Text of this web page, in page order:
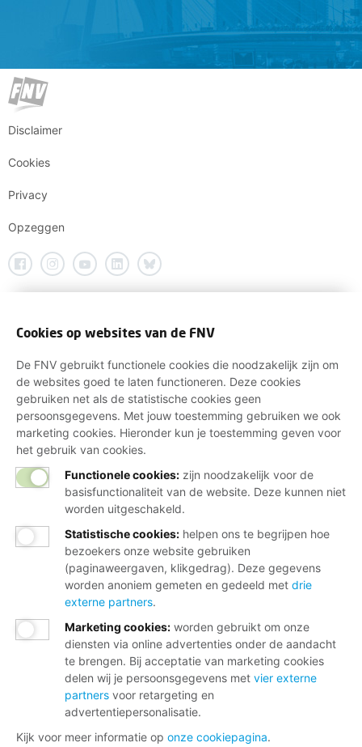
Disclaimer
Cookies
Privacy
Opzeggen
Cookies op websites van de FNV
De FNV gebruikt functionele cookies die noodzakelijk zijn om
de websites goed te laten functioneren. Deze cookies
gebruiken net als de statistische cookies geen
persoonsgegevens. Met jouw toestemming gebruiken we ook
marketing cookies. Hieronder kun je toestemming geven voor
het gebruik van cookies.
Functionele cookies: zijn noodzakelijk voor de
basisfunctionaliteit van de website. Deze kunnen niet
worden uitgeschakeld.
Statistische cookies: helpen ons te begrijpen hoe
bezoekers onze website gebruiken
(paginaweergaven, klikgedrag). Deze gegevens
worden anoniem gemeten en gedeeld met drie
externe partners.
Marketing cookies: worden gebruikt om onze
diensten via online advertenties onder de aandacht
te brengen. Bij acceptatie van marketing cookies
delen wij je persoonsgegevens met vier externe
partners voor retargeting en
advertentiepersonalisatie.
Kijk voor meer informatie op onze cookiepagina.